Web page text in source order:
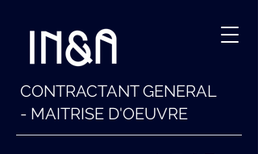
CONTRACTANT GENERAL
- MAITRISE D'OEUVRE